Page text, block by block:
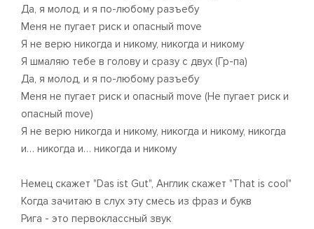
Да, я молод, и я по-любому разъебу
Меня не пугает риск и опасный move
Я не верю никогда и никому, никогда и никому
Я шмаляю тебе в голову и сразу с двух (Гр-па)
Да, я молод, и я по-любому разъебу
Меня не пугает риск и опасный move (Не пугает риск и
опасный move)
Я не верю никогда и никому, никогда и никому, никогда
и… никогда и… никогда и никому
Немец скажет "Das ist Gut", Англик скажет "That is cool"
Когда зачитаю в слух эту смесь из фраз и букв
Рига - это первоклассный звук